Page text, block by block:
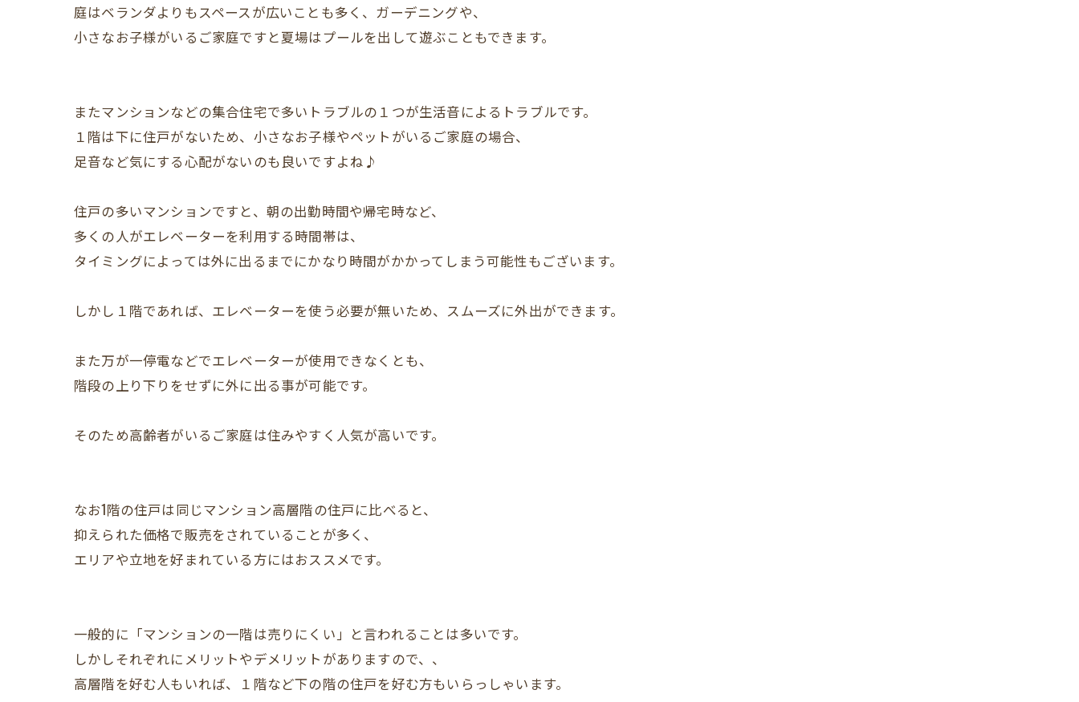
庭はベランダよりもスペースが広いことも多く、ガーデニングや、
小さなお子様がいるご家庭ですと夏場はプールを出して遊ぶこともできます。
またマンションなどの集合住宅で多いトラブルの１つが生活音によるトラブルです。
１階は下に住戸がないため、小さなお子様やペットがいるご家庭の場合、
足音など気にする心配がないのも良いですよね♪
住戸の多いマンションですと、朝の出勤時間や帰宅時など、
多くの人がエレベーターを利用する時間帯は、
タイミングによっては外に出るまでにかなり時間がかかってしまう可能性もございます。
しかし１階であれば、エレベーターを使う必要が無いため、スムーズに外出ができます。
また万が一停電などでエレベーターが使用できなくとも、
階段の上り下りをせずに外に出る事が可能です。
そのため高齢者がいるご家庭は住みやすく人気が高いです。
なお1階の住戸は同じマンション高層階の住戸に比べると、
抑えられた価格で販売をされていることが多く、
エリアや立地を好まれている方にはおススメです。
一般的に「マンションの一階は売りにくい」と言われることは多いです。
しかしそれぞれにメリットやデメリットがありますので、、
高層階を好む人もいれば、１階など下の階の住戸を好む方もいらっしゃいます。